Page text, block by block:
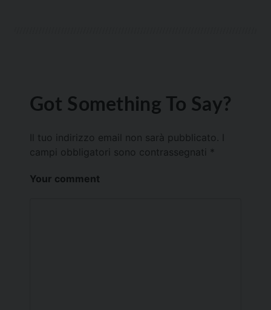
Got Something To Say?
Il tuo indirizzo email non sarà pubblicato.
campi obbligatori sono contrassegnati *
Your comment